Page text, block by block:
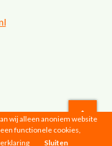
wij alleen anoniem website
functionele cookies,
Sluiten